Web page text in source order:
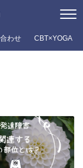
わせ CBT×YOGA